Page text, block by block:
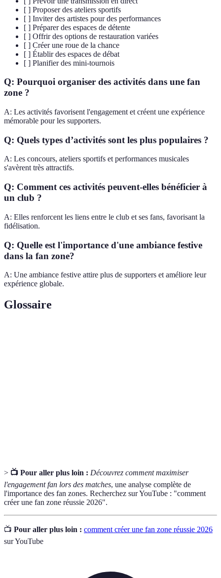
[ ] Proposer des ateliers sportifs
[ ] Inviter des artistes pour des performances
[ ] Préparer des espaces de détente
[ ] Offrir des options de restauration variées
[ ] Créer une roue de la chance
[ ] Établir des espaces de débat
[ ] Planifier des mini-tournois
Q: Pourquoi organiser des activités dans une fan
zone ?
A: Les activités favorisent l'engagement et créent une expérience
mémorable pour les supporters.
Q: Quels types d’activités sont les plus populaires ?
A: Les concours, ateliers sportifs et performances musicales
s'avèrent très attractifs.
Q: Comment ces activités peuvent-elles bénéficier à
un club ?
A: Elles renforcent les liens entre le club et ses fans, favorisant la
fidélisation.
Q: Quelle est l'importance d'une ambiance festive
dans la fan zone?
A: Une ambiance festive attire plus de supporters et améliore leur
expérience globale.
Glossaire
> 📺 Pour aller plus loin : Découvrez comment maximiser
l'engagement fan lors des matches, une analyse complète de
l'importance des fan zones. Recherchez sur YouTube : "comment
créer une fan zone réussie 2026".
📺 Pour aller plus loin : comment créer une fan zone réussie 2026
sur YouTube